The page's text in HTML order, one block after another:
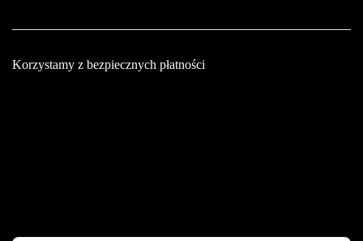
Korzystamy z bezpiecznych płatności